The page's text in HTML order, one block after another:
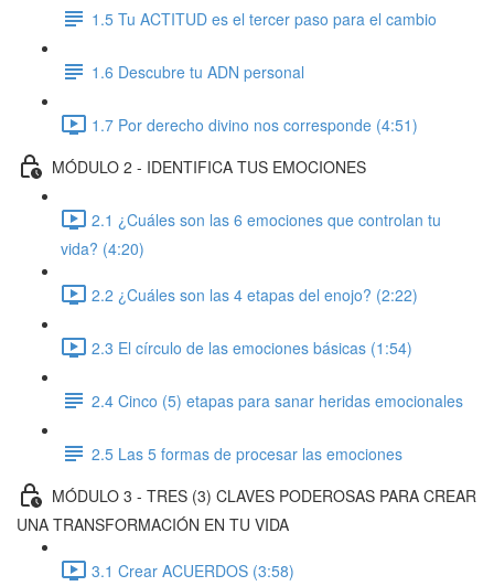
1.5 Tu ACTITUD es el tercer paso para el cambio
1.6 Descubre tu ADN personal
1.7 Por derecho divino nos corresponde (4:51)
MÓDULO 2 - IDENTIFICA TUS EMOCIONES
2.1 ¿Cuáles son las 6 emociones que controlan tu
vida? (4:20)
2.2 ¿Cuáles son las 4 etapas del enojo? (2:22)
2.3 El círculo de las emociones básicas (1:54)
2.4 Cinco (5) etapas para sanar heridas emocionales
2.5 Las 5 formas de procesar las emociones
MÓDULO 3 - TRES (3) CLAVES PODEROSAS PARA CREAR
UNA TRANSFORMACIÓN EN TU VIDA
3.1 Crear ACUERDOS (3:58)